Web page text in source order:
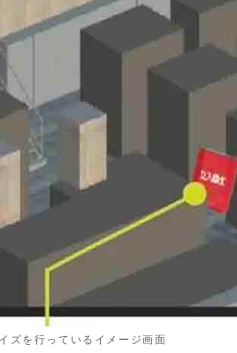
ズを行っているイメージ画面